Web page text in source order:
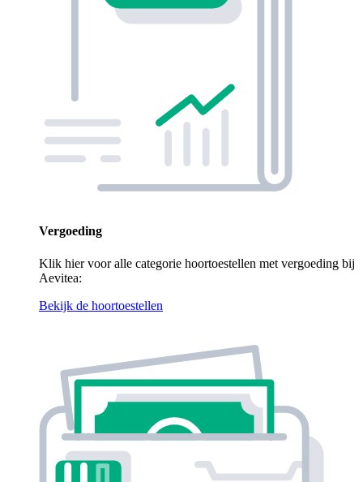
Vergoeding
Klik hier voor alle categorie hoortoestellen met vergoeding bij
Aevitea:
Bekijk de hoortoestellen